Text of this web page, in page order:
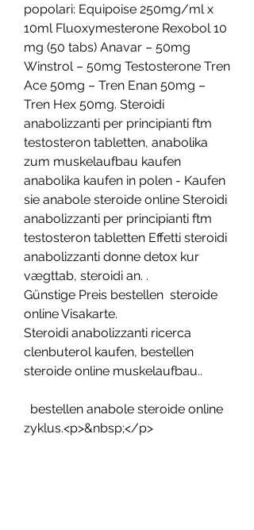
popolari: Equipoise 250mg/ml x
10ml Fluoxymesterone Rexobol 10
mg (50 tabs) Anavar – 50mg
Winstrol – 50mg Testosterone Tren
Ace 50mg – Tren Enan 50mg –
Tren Hex 50mg. Steroidi
anabolizzanti per principianti ftm
testosteron tabletten, anabolika
zum muskelaufbau kaufen
anabolika kaufen in polen - Kaufen
sie anabole steroide online Steroidi
anabolizzanti per principianti ftm
testosteron tabletten Effetti steroidi
anabolizzanti donne detox kur
vægttab, steroidi an. .
Günstige Preis bestellen  steroide
online Visakarte.
Steroidi anabolizzanti ricerca
clenbuterol kaufen, bestellen
steroide online muskelaufbau..
zyklus.<p>&nbsp;</p>